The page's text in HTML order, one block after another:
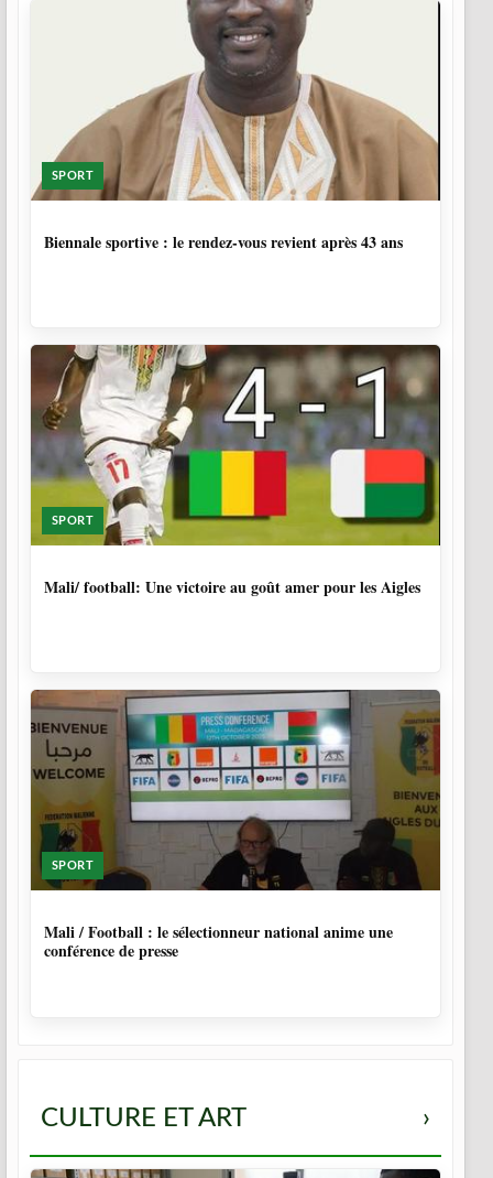
SPORT
Biennale sportive : le rendez-vous revient après 43 ans
SPORT
Mali/ football: Une victoire au goût amer pour les Aigles
SPORT
Mali / Football : le sélectionneur national anime une
conférence de presse
CULTURE ET ART ›